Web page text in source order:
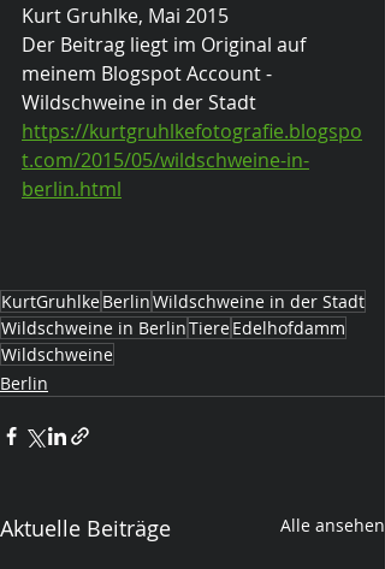
Kurt Gruhlke, Mai 2015
Der Beitrag liegt im Original auf
meinem Blogspot Account -
Wildschweine in der Stadt
https://kurtgruhlkefotografie.blogspo
t.com/2015/05/wildschweine-in-
berlin.html
KurtGruhlkeBerlinWildschweine in der Stadt
Wildschweine in BerlinTiereEdelhofdamm
Wildschweine
Berlin
Aktuelle Beiträge Alle ansehen